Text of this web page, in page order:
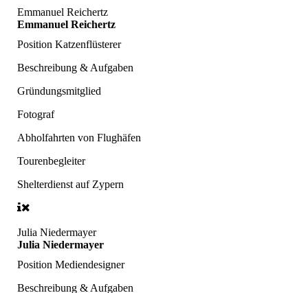
Emmanuel Reichertz
Emmanuel Reichertz
Position Katzenflüsterer
Beschreibung & Aufgaben
Gründungsmitglied
Fotograf
Abholfahrten von Flughäfen
Tourenbegleiter
Shelterdienst auf Zypern
Julia Niedermayer
Julia Niedermayer
Position Mediendesigner
Beschreibung & Aufgaben